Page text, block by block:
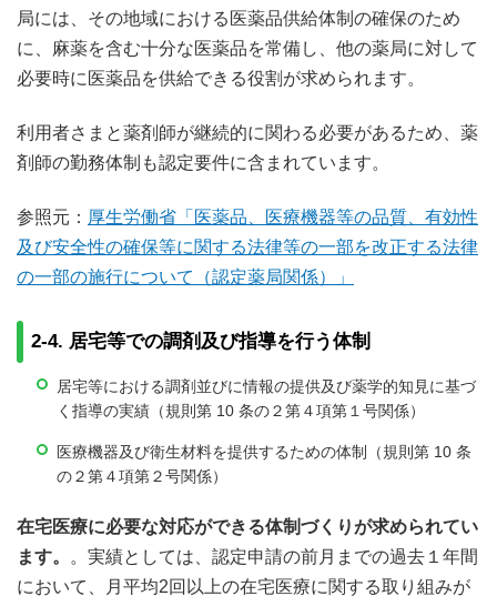
局には、その地域における医薬品供給体制の確保のため
に、麻薬を含む十分な医薬品を常備し、他の薬局に対して
必要時に医薬品を供給できる役割が求められます。
利用者さまと薬剤師が継続的に関わる必要があるため、薬
剤師の勤務体制も認定要件に含まれています。
参照元： 厚生労働省「医薬品、医療機器等の品質、有効性
及び安全性の確保等に関する法律等の一部を改正する法律
の一部の施行について（認定薬局関係）」
2-4. 居宅等での調剤及び指導を行う体制
居宅等における調剤並びに情報の提供及び薬学的知見に基づ
く指導の実績（規則第 10 条の２第４項第１号関係）
医療機器及び衛生材料を提供するための体制（規則第 10 条
の２第４項第２号関係）
在宅医療に必要な対応ができる体制づくりが求められてい
ます。
。実績としては、認定申請の前月までの過去１年間
において、月平均2回以上の在宅医療に関する取り組みが